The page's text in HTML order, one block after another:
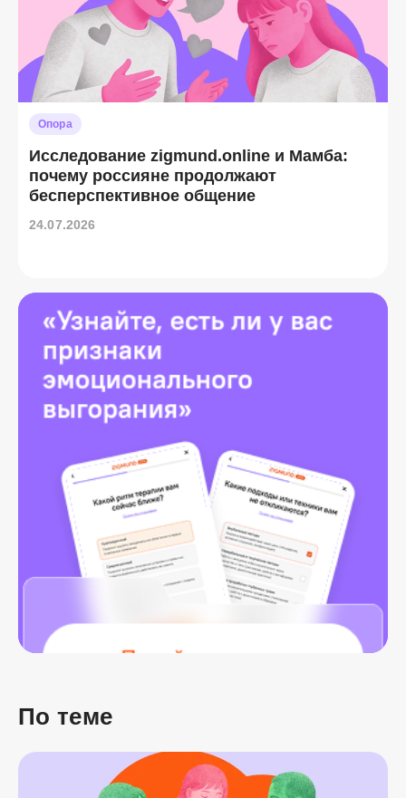
Опора
Исследование zigmund.online и Мамба:
почему россияне продолжают
бесперспективное общение
24.07.2026
По теме